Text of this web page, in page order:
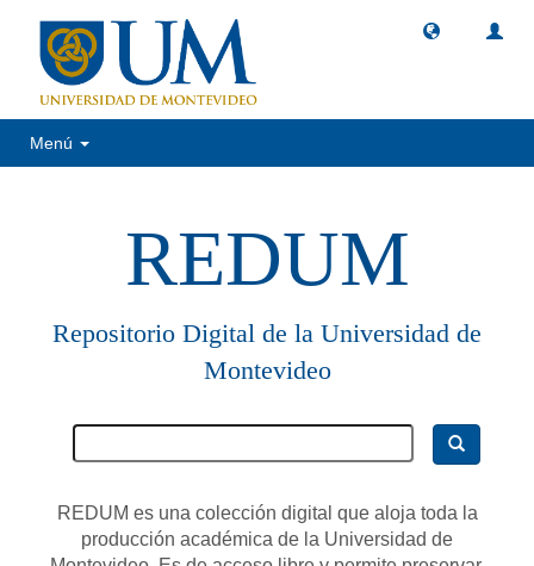
Menú
REDUM
Repositorio Digital de la Universidad de
Montevideo
REDUM es una colección digital que aloja toda la
producción académica de la Universidad de